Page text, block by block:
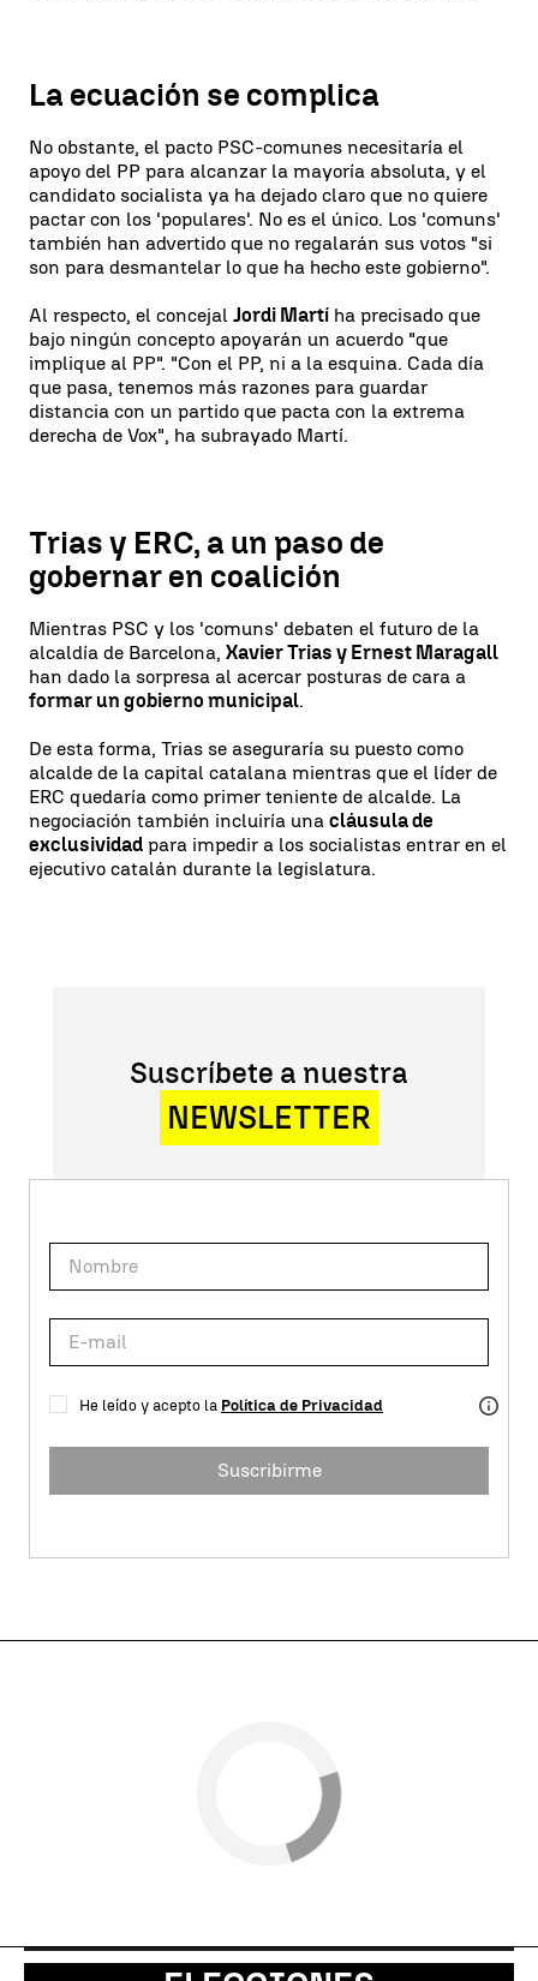
La ecuación se complica
No obstante, el pacto PSC-comunes necesitaría el
apoyo del PP para alcanzar la mayoría absoluta, y el
candidato socialista ya ha dejado claro que no quiere
pactar con los 'populares'. No es el único. Los 'comuns'
también han advertido que no regalarán sus votos "si
son para desmantelar lo que ha hecho este gobierno".
Al respecto, el concejal Jordi Martí ha precisado que
bajo ningún concepto apoyarán un acuerdo "que
implique al PP". "Con el PP, ni a la esquina. Cada día
que pasa, tenemos más razones para guardar
distancia con un partido que pacta con la extrema
derecha de Vox", ha subrayado Martí.
Trias y ERC, a un paso de
gobernar en coalición
Mientras PSC y los 'comuns' debaten el futuro de la
alcaldía de Barcelona, Xavier Trias y Ernest Maragall
han dado la sorpresa al acercar posturas de cara a
formar un gobierno municipal.
De esta forma, Trias se aseguraría su puesto como
alcalde de la capital catalana mientras que el líder de
ERC quedaría como primer teniente de alcalde. La
negociación también incluiría una cláusula de
exclusividad para impedir a los socialistas entrar en el
ejecutivo catalán durante la legislatura.
Suscríbete a nuestra
NEWSLETTER
He leído y acepto la Política de Privacidad
Suscribirme